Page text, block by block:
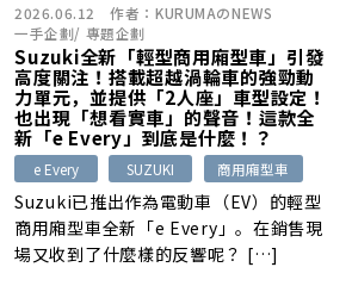
2026.06.12 作者： KURUMAのNEWS
一手企劃/ 專題企劃
Suzuki全新「輕型商用廂型車」引發
高度關注！搭載超越渦輪車的強勁動
力單元，並提供「2人座」車型設定！
也出現「想看實車」的聲音！這款全
新「e Every」到底是什麼！？
e Every SUZUKI 商用廂型車
Suzuki已推出作為電動車（EV）的輕型
商用廂型車全新「e Every」。在銷售現
場又收到了什麼樣的反響呢？ […]